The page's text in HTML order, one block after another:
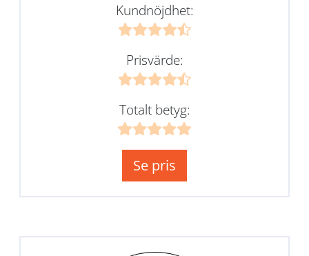
Kundnöjdhet:
Prisvärde:
Totalt betyg:
Se pris